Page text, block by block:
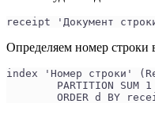
receipt 'Документ
Определяем номер строки
index 'Номер строки'
PARTITION SUM
ORDER d BY